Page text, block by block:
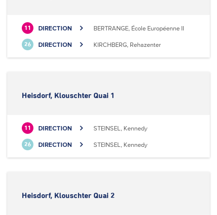
11 DIRECTION BERTRANGE, École Européenne II
26 DIRECTION KIRCHBERG, Rehazenter
Heisdorf, Klouschter Quai 1
11 DIRECTION STEINSEL, Kennedy
26 DIRECTION STEINSEL, Kennedy
Heisdorf, Klouschter Quai 2